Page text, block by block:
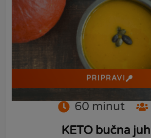
PRIPRAVI
60 minut
KETO bučna